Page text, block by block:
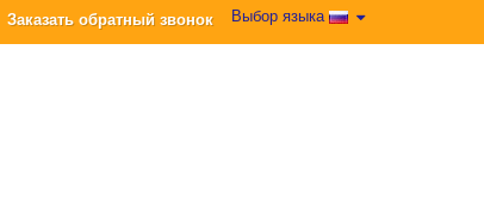
Выбор языка
Заказать обратный звонок